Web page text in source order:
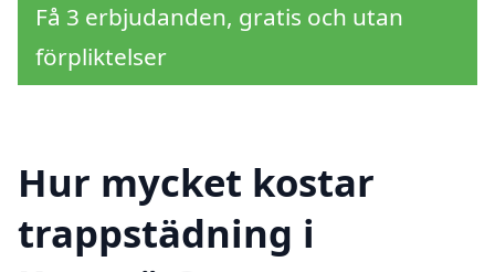
Få 3 erbjudanden, gratis och utan
förpliktelser
Hur mycket kostar
trappstädning i